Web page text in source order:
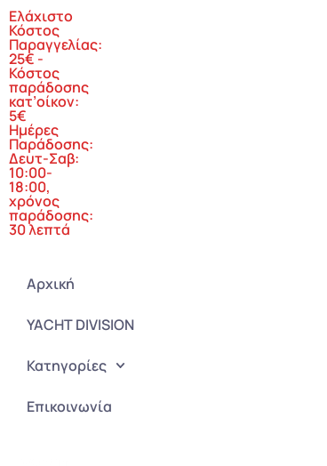
Ελάχιστο
Κόστος
Παραγγελίας:
25€ -
Κόστος
παράδοσης
κατ’οίκον:
5€
Ημέρες
Παράδοσης:
Δευτ-Σαβ:
10:00-
18:00,
χρόνος
παράδοσης:
30 λεπτά
Αρχική
YACHT DIVISION
Κατηγορίες
Επικοινωνία